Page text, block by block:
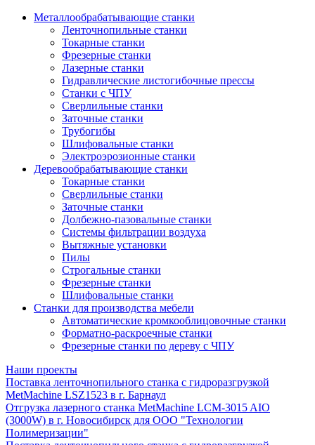
Металлообрабатывающие станки
Ленточнопильные станки
Токарные станки
Фрезерные станки
Лазерные станки
Гидравлические листогибочные прессы
Станки с ЧПУ
Сверлильные станки
Заточные станки
Трубогибы
Шлифовальные станки
Электроэрозионные станки
Деревообрабатывающие станки
Токарные станки
Сверлильные станки
Заточные станки
Долбежно-пазовальные станки
Системы фильтрации воздуха
Вытяжные установки
Пилы
Строгальные станки
Фрезерные станки
Шлифовальные станки
Станки для производства мебели
Автоматические кромкооблицовочные станки
Форматно-раскроечные станки
Фрезерные станки по дереву с ЧПУ
Наши проекты
Поставка ленточнопильного станка c гидроразгрузкой
MetMachine LSZ1523 в г. Барнаул
Отгрузка лазерного станка MetMachine LCM-3015 AIO
(3000W) в г. Новосибирск для ООО "Технологии
Полимеризации"